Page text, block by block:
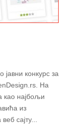
конкурс за
На
као најбољи
из
сајту...